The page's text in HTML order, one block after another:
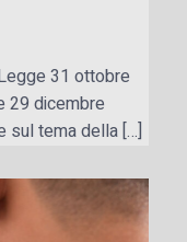
31 ottobre
29 dicembre
sul tema della […]